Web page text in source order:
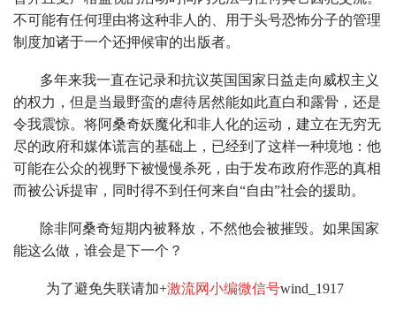
不可能有任何理由将这种非人的、用于头号恐怖分子的管理
制度加诸于一个还押候审的出版者。
多年来我一直在记录和抗议英国国家日益走向威权主义
的权力，但是当最野蛮的虐待居然能如此直白和露骨，还是
令我震惊。将阿桑奇妖魔化和非人化的运动，建立在无穷无
尽的政府和媒体谎言的基础上，已经到了这样一种境地：他
可能在公众的视野下被慢慢杀死，由于发布政府作恶的真相
而被公诉提审，同时得不到任何来自“自由”社会的援助。
除非阿桑奇短期内被释放，不然他会被摧毁。如果国家
能这么做，谁会是下一个？
为了避免失联请加+激流网小编微信号wind_1917